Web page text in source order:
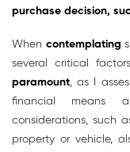
purchase decision,
When contemplating
several critical
paramount, as I
financial means
considerations, such
property or vehicle,